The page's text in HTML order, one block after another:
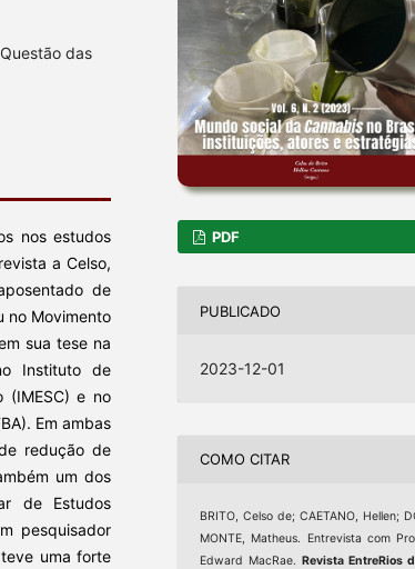
das
nos estudos
a Celso,
de
no Movimento
sua tese na
Instituto de
(IMESC) e no
Em ambas
redução de
um dos
de Estudos
pesquisador
uma forte
PDF
PUBLICADO
2023-12-01
COMO CITAR
BRITO, Celso de; CAETANO, Hellen;
MONTE, Matheus. Entrevista com
Edward MacRae. Revista EntreRios